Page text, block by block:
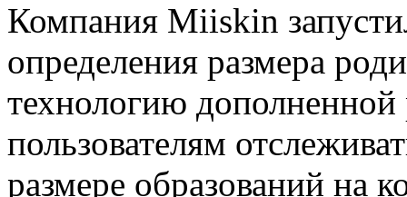
Компания Miiskin
определения размера
технологию дополненной
пользователям
размере образований на